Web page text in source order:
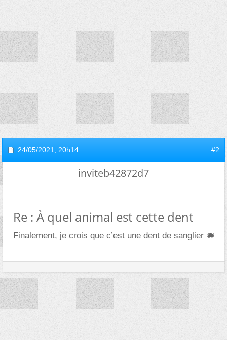
24/05/2021, 20h14 #2
inviteb42872d7
Re : À quel animal est cette dent
Finalement, je crois que c’est une dent de sanglier 🐗